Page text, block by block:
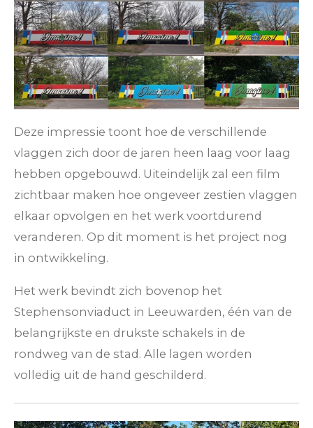
Deze impressie toont hoe de verschillende
vlaggen zich door de jaren heen laag voor laag
hebben opgebouwd. Uiteindelijk zal een film
zichtbaar maken hoe ongeveer zestien vlaggen
elkaar opvolgen en het werk voortdurend
veranderen. Op dit moment is het project nog
in ontwikkeling.
Het werk bevindt zich bovenop het
Stephensonviaduct in Leeuwarden, één van de
belangrijkste en drukste schakels in de
rondweg van de stad. Alle lagen worden
volledig uit de hand geschilderd.